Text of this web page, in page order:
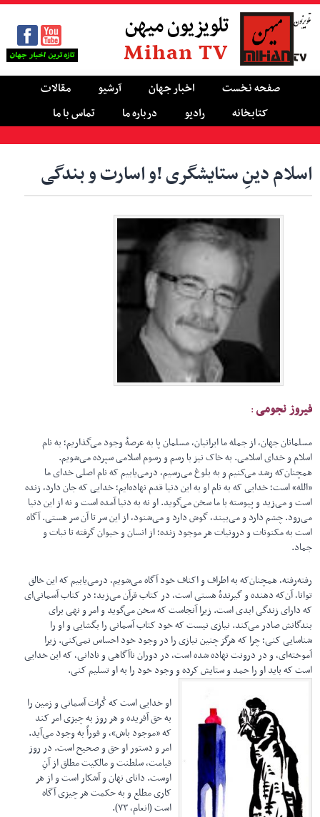
تلویزیون میهن
Mihan TV
صفحه نخست اخبار جهان آرشیو
مقالات
کتابخانه
رادیو درباره ما تماس با ما
اسلام دینِ ستایشگری !و اسارت و بندگی
فیروز نجومی :
مسلمانان جهان، از جمله ما ایرانیان، مسلمان پا به عرصهٔ وجود می‌گذاریم؛ به نام
اسلام و خدای اسلامی. به خاک نیز با رسم و رسوم اسلامی سپرده می‌شویم.
همچنان‌که رشد می‌کنیم و به بلوغ می‌رسیم، درمی‌یابیم که نام اصلی خدای ما
«الله» است؛ خدایی که به نام او به این دنیا قدم نهاده‌ایم؛ خدایی که جان دارد، زنده
است و می‌زید و پیوسته با ما سخن می‌گوید. او نه به دنیا آمده است و نه از این دنیا
می‌رود. چشم دارد و می‌بیند، گوش دارد و می‌شنود، از این سر تا آن سر هستی. آگاه
است به مکنونات و درونیات هر موجود زنده؛ از انسان و حیوان گرفته تا نبات و
جماد.
رفته‌رفته، همچنان‌که به اطراف و اکناف خود آگاه می‌شویم، درمی‌یابیم که این خالق
توانا، آن‌که دهنده و گیرندهٔ هستی است، در کتاب قرآن می‌زید؛ در کتاب آسمانی‌ای
که دارای زندگی ابدی است. زیرا آنجاست که سخن می‌گوید و امر و نهی برای
بندگانش صادر می‌کند. نیازی نیست که خود کتاب آسمانی را بگشایی و او را
شناسایی کنی؛ چرا که هرگز چنین نیازی را در وجود خود احساس نمی‌کنی. زیرا
آموخته‌ای، و در درونت نهاده شده است، در دوران ناآگاهی و نادانی، که این خدایی
است که باید او را حمد و ستایش کرده و وجود خود را به او تسلیم کنی.
او خدایی است که کُرات آسمانی و زمین را
به حق آفریده و هر روز به چیزی امر کند
که «موجود باش»، و فوراً به وجود می‌آید.
امر و دستور او حق و صحیح است. در روز
قیامت، سلطنت و مالکیت مطلق از آنِ
اوست. دانای نهان و آشکار است و از هر
کاری مطلع و به حکمت هر چیزی آگاه
است (انعام، ۷۳).